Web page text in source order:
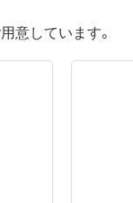
意しています。